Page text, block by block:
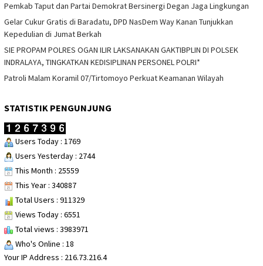
Pemkab Taput dan Partai Demokrat Bersinergi Degan Jaga Lingkungan
Gelar Cukur Gratis di Baradatu, DPD NasDem Way Kanan Tunjukkan
Kepedulian di Jumat Berkah
SIE PROPAM POLRES OGAN ILIR LAKSANAKAN GAKTIBPLIN DI POLSEK
INDRALAYA, TINGKATKAN KEDISIPLINAN PERSONEL POLRI*
Patroli Malam Koramil 07/Tirtomoyo Perkuat Keamanan Wilayah
STATISTIK PENGUNJUNG
Users Today : 1769
Users Yesterday : 2744
This Month : 25559
This Year : 340887
Total Users : 911329
Views Today : 6551
Total views : 3983971
Who's Online : 18
Your IP Address : 216.73.216.4